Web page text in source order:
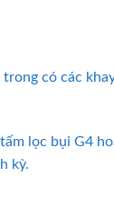
có các
lọc bụi G4
kỳ.